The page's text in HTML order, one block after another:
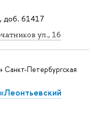
, доб. 61417
ул., 16
Петербургская